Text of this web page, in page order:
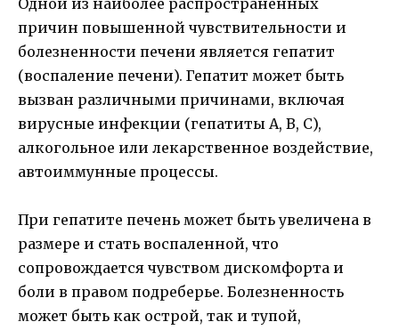
Одной из наиболее распространенных
причин повышенной чувствительности и
болезненности печени является гепатит
(воспаление печени). Гепатит может быть
вызван различными причинами, включая
вирусные инфекции (гепатиты А, В, С),
алкогольное или лекарственное воздействие,
автоиммунные процессы.
При гепатите печень может быть увеличена в
размере и стать воспаленной, что
сопровождается чувством дискомфорта и
боли в правом подреберье. Болезненность
может быть как острой, так и тупой,